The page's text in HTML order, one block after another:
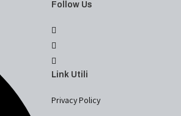
Follow Us
Link Utili
Privacy Policy